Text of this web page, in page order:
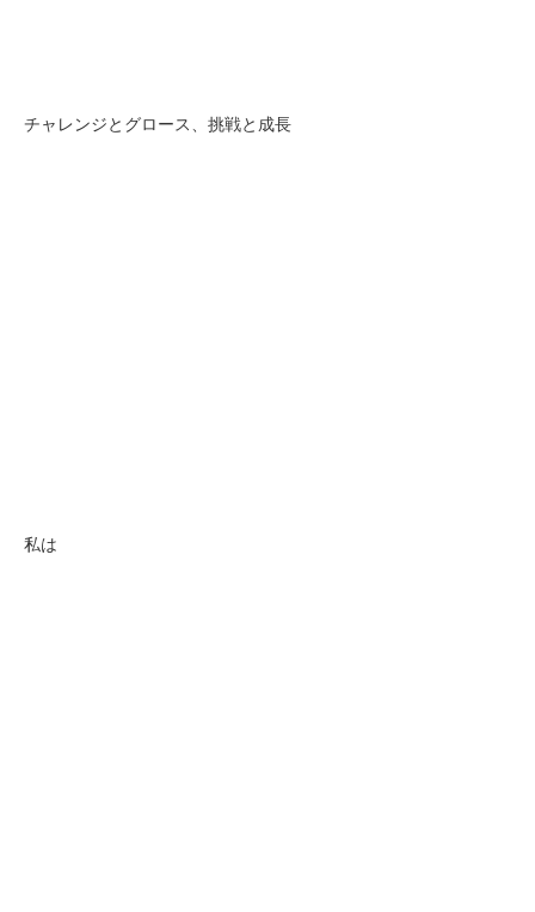
チャレンジとグロース、挑戦と成長
私は